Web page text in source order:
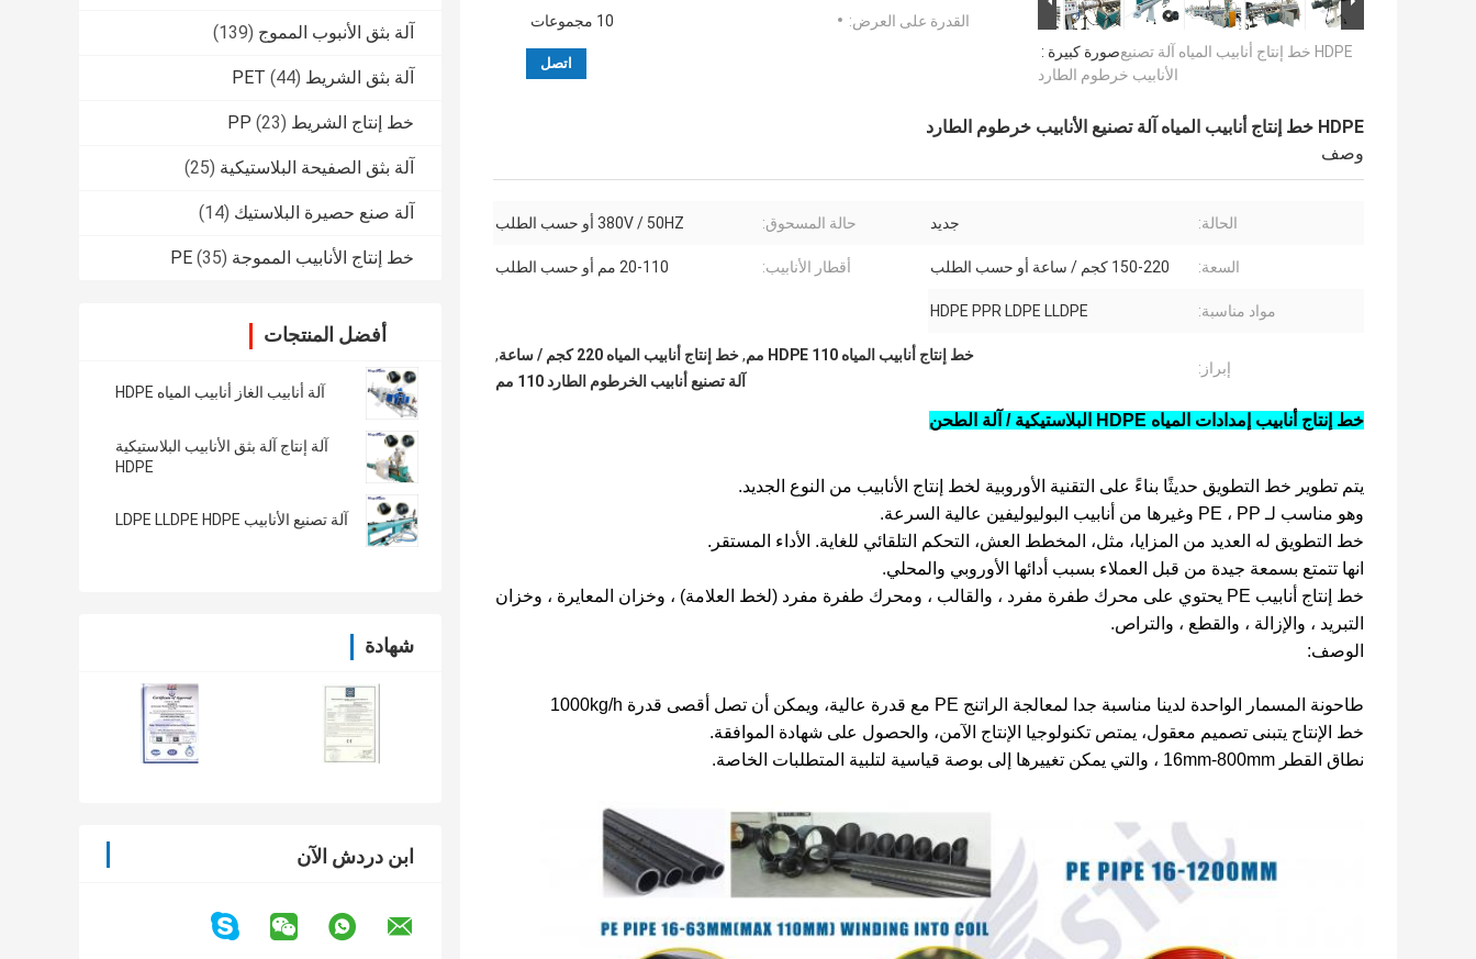
آلة بثق الأنبوب المموج (139)
آلة بثق الشريط PET (44)
خط إنتاج الشريط PP (23)
آلة بثق الصفيحة البلاستيكية (25)
آلة صنع حصيرة البلاستيك (14)
خط إنتاج الأنابيب المموجة PE (35)
أفضل المنتجات
آلة أنابيب الغاز أنابيب المياه HDPE
آلة إنتاج آلة بثق الأنابيب البلاستيكية
HDPE
آلة تصنيع الأنابيب LDPE LLDPE HDPE
شهادة
ابن دردش الآن
صورة كبيرة :HDPE خط إنتاج أنابيب المياه آلة تصنيع
الأنابيب خرطوم الطارد
القدرة على العرض:
10 مجموعات
اتصل
HDPE خط إنتاج أنابيب المياه آلة تصنيع الأنابيب خرطوم الطارد
وصف
الحالة: جديد حالة المسحوق: 380V / 50HZ أو حسب الطلب
السعة: 150-220 كجم / ساعة أو حسب الطلب أقطار الأنابيب: 20-110 مم أو حسب الطلب
مواد مناسبة: HDPE PPR LDPE LLDPE
إبراز:
خط إنتاج أنابيب المياه HDPE 110 مم ,خط إنتاج أنابيب المياه 220 كجم / ساعة
,
آلة تصنيع أنابيب الخرطوم الطارد 110 مم
خط إنتاج أنابيب إمدادات المياه HDPE البلاستيكية / آلة الطحن
يتم تطوير خط التطويق حديثًا بناءً على التقنية الأوروبية لخط إنتاج الأنابيب من النوع الجديد.
وهو مناسب لـ PE ، PP وغيرها من أنابيب البوليوليفين عالية السرعة.
خط التطويق له العديد من المزايا، مثل، المخطط العش، التحكم التلقائي للغاية. الأداء المستقر.
انها تتمتع بسمعة جيدة من قبل العملاء بسبب أدائها الأوروبي والمحلي.
خط إنتاج أنابيب PE يحتوي على محرك طفرة مفرد ، والقالب ، ومحرك طفرة مفرد (لخط العلامة) ، وخزان المعايرة ، وخزان
التبريد ، والإزالة ، والقطع ، والتراص.
الوصف:
طاحونة المسمار الواحدة لدينا مناسبة جدا لمعالجة الراتنج PE مع قدرة عالية، ويمكن أن تصل أقصى قدرة 1000kg/h
خط الإنتاج يتبنى تصميم معقول، يمتص تكنولوجيا الإنتاج الآمن، والحصول على شهادة الموافقة.
نطاق القطر 16mm-800mm ، والتي يمكن تغييرها إلى بوصة قياسية لتلبية المتطلبات الخاصة.